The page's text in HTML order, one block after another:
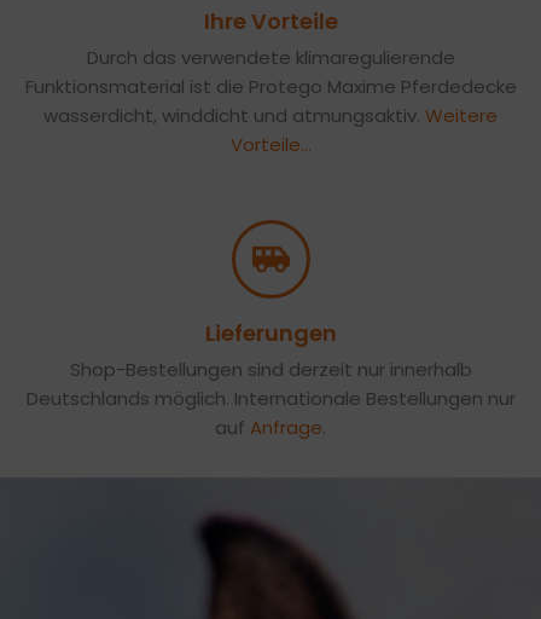
Ihre Vorteile
Durch das verwendete klimaregulierende
Funktionsmaterial ist die Protego Maxime Pferdedecke
wasserdicht, winddicht und atmungsaktiv. Weitere
Vorteile…
Lieferungen
Shop-Bestellungen sind derzeit nur innerhalb
Deutschlands möglich. Internationale Bestellungen nur
auf Anfrage.